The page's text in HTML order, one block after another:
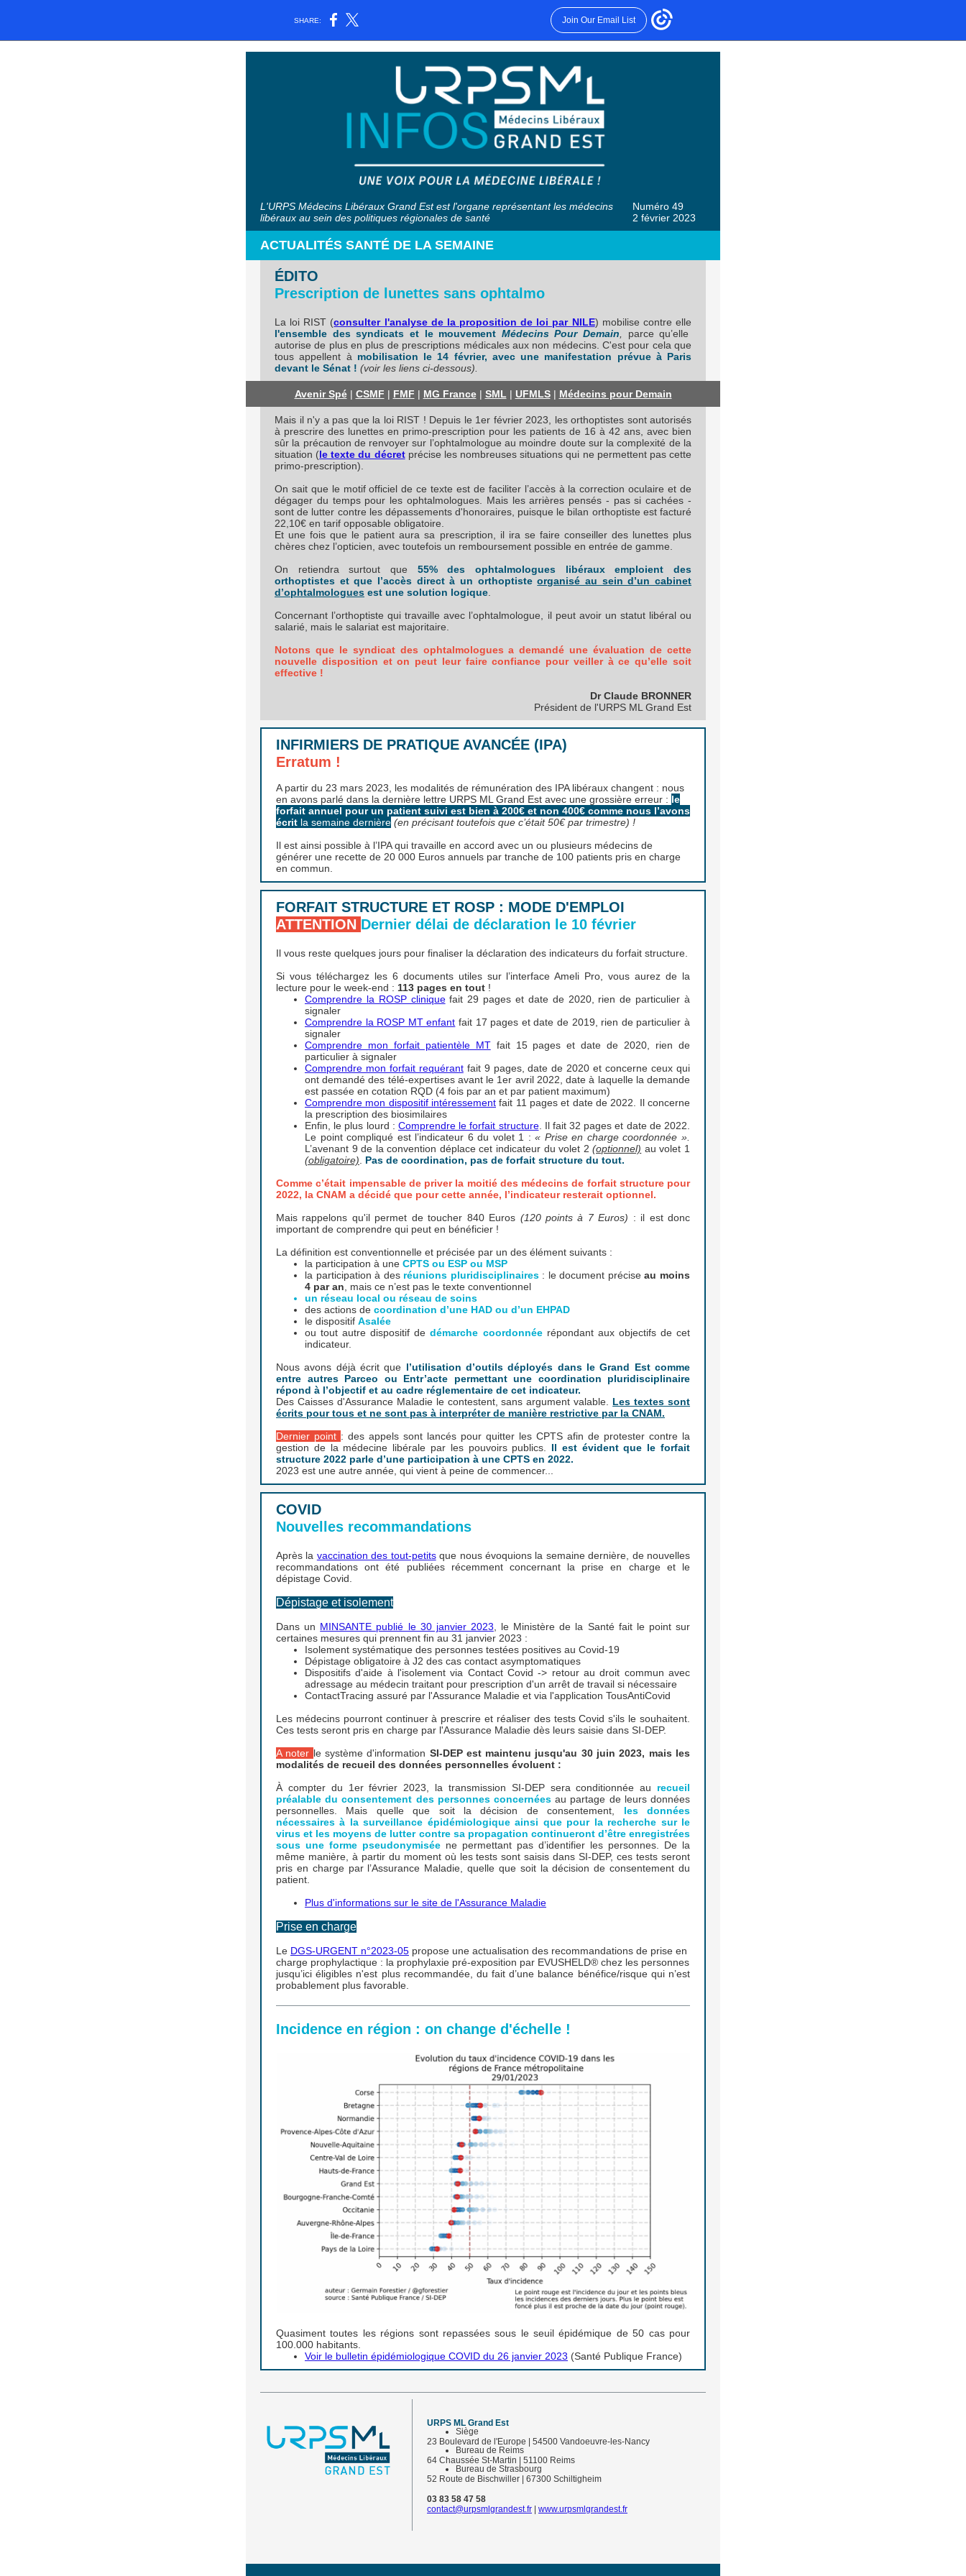
SHARE: Join Our Email List
L'URPS Médecins Libéraux Grand Est est l'organe représentant les médecins
libéraux au sein des politiques régionales de santé
Numéro 49
2 février 2023
ACTUALITÉS SANTÉ DE LA SEMAINE
ÉDITO
Prescription de lunettes sans ophtalmo
La loi RIST (consulter l'analyse de la proposition de loi par NILE) mobilise contre elle
l'ensemble des syndicats et le mouvement Médecins Pour Demain
parce qu’elle
autorise de plus en plus de prescriptions médicales aux non médecins. C'est pour cela que
tous appellent à mobilisation le 14 février, avec une manifestation prévue à Paris
devant le Sénat ! (voir les liens ci-dessous).
Avenir Spé| CSMF | FMF | MG France| SML | UFMLS| Médecins pour Demain
Mais il n'y a pas que la loi RIST ! Depuis le 1er février 2023, les orthoptistes sont autorisés
à prescrire des lunettes en primo-prescription pour les patients de 16 à 42 ans, avec bien
sûr la précaution de renvoyer sur l’ophtalmologue au moindre doute sur la complexité de la
situation (le texte du décretprécise les nombreuses situations qui ne permettent pas cette
primo-prescription).
On sait que le motif officiel de ce texte est de faciliter l’accès à la correction oculaire et de
dégager du temps pour les ophtalmologues. Mais les arrières pensés - pas si cachées -
sont de lutter contre les dépassements d'honoraires, puisque le bilan orthoptiste est facturé
22,10€ en tarif opposable obligatoire.
Et une fois que le patient aura sa prescription, il ira se faire conseiller des lunettes plus
chères chez l’opticien, avec toutefois un remboursement possible en entrée de gamme.
On retiendra surtout que 55% des ophtalmologues libéraux emploient des
orthoptistes et que l’accès direct à un orthoptisteorganisé au sein d’un cabinet
d’ophtalmologues est une solution logique
Concernant l’orthoptiste qui travaille avec l’ophtalmologue, il peut avoir un statut libéral ou
salarié, mais le salariat est majoritaire.
Notons que le syndicat des ophtalmologues a demandé une évaluation de cette
nouvelle disposition et on peut leur faire confiance pour veiller à ce qu’elle soit
effective !
Dr Claude BRONNER
Président de l'URPS ML Grand Est
INFIRMIERS DE PRATIQUE AVANCÉE (IPA)
Erratum !
A partir du 23 mars 2023, les modalités de rémunération des IPA libéraux changent : nous
en avons parlé dans la dernière lettre URPS ML Grand Est avec une grossière erreur : le
forfait annuel pour un patient suivi est bien à 200€ et non 400€ comme nous l’avons
écrit la semaine dernière (en précisant toutefois que c’était 50€ par trimestre) !
Il est ainsi possible à l’IPA qui travaille en accord avec un ou plusieurs médecins de
générer une recette de 20 000 Euros annuels par tranche de 100 patients pris en charge
en commun.
FORFAIT STRUCTURE ET ROSP : MODE D'EMPLOI
ATTENTION Dernier délai de déclaration le 10 février
Il vous reste quelques jours pour finaliser la déclaration des indicateurs du forfait structure.
Si vous téléchargez les 6 documents utiles sur l’interface Ameli Pro, vous aurez de la
lecture pour le week-end : 113 pages en tout !
Comprendre la ROSP cliniquefait 29 pages et date de 2020, rien de particulier à
signaler
Comprendre la ROSP MT enfant fait 17 pages et date de 2019, rien de particulier à
signaler
Comprendre mon forfait patientèle MTfait 15 pages et date de 2020, rien de
particulier à signaler
Comprendre mon forfait requérantfait 9 pages, date de 2020 et concerne ceux qui
ont demandé des télé-expertises avant le 1er avril 2022, date à laquelle la demande
est passée en cotation RQD (4 fois par an et par patient maximum)
Comprendre mon dispositif intéressement fait 11 pages et date de 2022. Il concerne
la prescription des biosimilaires
Enfin, le plus lourd : Comprendre le forfait structure. Il fait 32 pages et date de 2022.
Le point compliqué est l’indicateur 6 du volet 1 :« Prise en charge coordonnée ».
L’avenant 9 de la convention déplace cet indicateur du volet 2(optionnel) au volet 1
(obligatoire)
Pas de coordination, pas de forfait structure du tout.
Comme c’était impensable de priver la moitié des médecins de forfait structure pour
2022, la CNAM a décidé que pour cette année, l’indicateur resterait optionnel.
Mais rappelons qu'il permet de toucher 840 Euros (120 points à 7 Euros) : il est donc
important de comprendre qui peut en bénéficier !
La définition est conventionnelle et précisée par un des élément suivants :
la participation à une CPTS ou ESP ou MSP
la participation à des réunions pluridisciplinaires: le document préciseau moins
4 par an , mais ce n’est pas le texte conventionnel
un réseau local ou réseau de soins
des actions de coordination d’une HAD ou d’un EHPAD
le dispositif Asalée
ou tout autre dispositif dedémarche coordonnéerépondant aux objectifs de cet
indicateur.
Nous avons déjà écrit que l’utilisation d’outils déployés dans le Grand Est comme
entre autres Parceo ou Entr’acte permettant une coordination pluridisciplinaire
répond à l’objectif et au cadre réglementaire de cet indicateur.
Des Caisses d'Assurance Maladie le contestent, sans argument valable. Les textes sont
écrits pour tous et ne sont pas à interpréter de manière restrictive par la CNAM.
Dernier point : des appels sont lancés pour quitter les CPTS afin de protester contre la
gestion de la médecine libérale par les pouvoirs publics. Il est évident que le forfait
structure 2022 parle d’une participation à une CPTS en 2022.
2023 est une autre année, qui vient à peine de commencer...
COVID
Nouvelles recommandations
Après la vaccination des tout-petitsque nous évoquions la semaine dernière, de nouvelles
recommandations ont été publiées récemment concernant la prise en charge et le
dépistage Covid.
Dépistage et isolement
Dans un MINSANTE publié le 30 janvier 2023 , le Ministère de la Santé fait le point sur
certaines mesures qui prennent fin au 31 janvier 2023 :
Isolement systématique des personnes testées positives au Covid-19
Dépistage obligatoire à J2 des cas contact asymptomatiques
Dispositifs d'aide à l'isolement via Contact Covid -> retour au droit commun avec
adressage au médecin traitant pour prescription d'un arrêt de travail si nécessaire
ContactTracing assuré par l'Assurance Maladie et via l'application TousAntiCovid
Les médecins pourront continuer à prescrire et réaliser des tests Covid s'ils le souhaitent.
Ces tests seront pris en charge par l'Assurance Maladie dès leurs saisie dans SI-DEP.
A noter le système d'information SI-DEP est maintenu jusqu'au 30 juin 2023, mais les
modalités de recueil des données personnelles évoluent :
À compter du 1er février 2023, la transmission SI-DEP sera conditionnée au recueil
préalable du consentement des personnes concernées au partage de leurs données
personnelles. Mais quelle que soit la décision de consentement, les données
nécessaires à la surveillance épidémiologique ainsi que pour la recherche sur le
virus et les moyens de lutter contre sa propagation continueront d’être enregistrées
sous une forme pseudonymisée ne permettant pas d’identifier les personnes. De la
même manière, à partir du moment où les tests sont saisis dans SI-DEP, ces tests seront
pris en charge par l’Assurance Maladie, quelle que soit la décision de consentement du
patient.
Plus d'informations sur le site de l'Assurance Maladie
Prise en charge
Le DGS-URGENT n°2023-05 propose une actualisation des recommandations de prise en
charge prophylactique : la prophylaxie pré-exposition par EVUSHELD® chez les personnes
jusqu’ici éligibles n'est plus recommandée, du fait d’une balance bénéfice/risque qui n’est
probablement plus favorable.
Incidence en région : on change d'échelle !
Quasiment toutes les régions sont repassées sous le seuil épidémique de 50 cas pour
100.000 habitants.
Voir le bulletin épidémiologique COVID du 26 janvier 2023 (Santé Publique France)
URPS ML Grand Est
Siège
23 Boulevard de l'Europe | 54500 Vandoeuvre-les-Nancy
Bureau de Reims
64 Chaussée St-Martin | 51100 Reims
Bureau de Strasbourg
52 Route de Bischwiller | 67300 Schiltigheim
03 83 58 47 58
contact@urpsmlgrandest.fr
www.urpsmlgrandest.fr